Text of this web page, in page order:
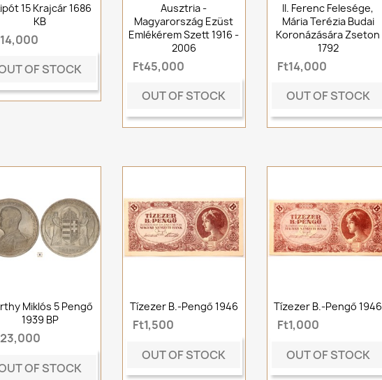
15 Krajcár 1686
KB
OF STOCK
Ausztria -
Magyarország Ezüst
Emlékérem Szett 1916 -
2006
Ft45,000
OUT OF STOCK
II. Ferenc Felesége,
Mária Terézia Budai
Koronázására Zseton
1792
Ft14,000
OUT OF STOCK
Miklós 5 Pengő
1939 BP
OF STOCK
Tízezer B.-Pengő 1946
Ft1,500
OUT OF STOCK
Tízezer B.-Pengő 1946
Ft1,000
OUT OF STOCK